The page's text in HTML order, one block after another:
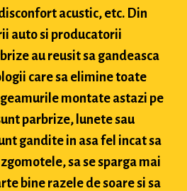
acustic, etc. Din
auto si producatorii
au reusit sa gandeasca
care sa elimine toate
montate astazi pe
parbrize, lunete sau
gandite in asa fel incat sa
sa se sparga mai
bine razele de soare si sa